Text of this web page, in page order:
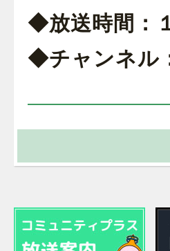
◆放送時間：
◆チャンネル